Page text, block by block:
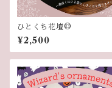
ひとくち花壇©︎
¥2,500